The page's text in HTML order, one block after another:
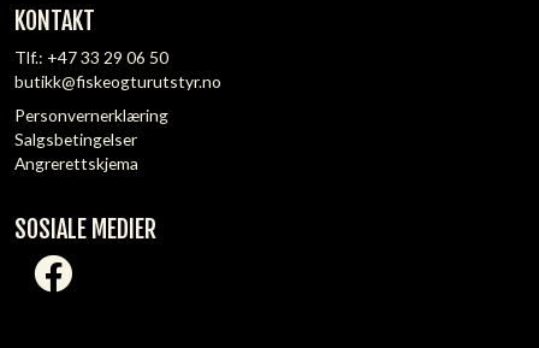
KONTAKT
Tlf.: +47 33 29 06 50
butikk@fiskeogturutstyr.no
Personvernerklæring
Salgsbetingelser
Angrerettskjema
SOSIALE MEDIER